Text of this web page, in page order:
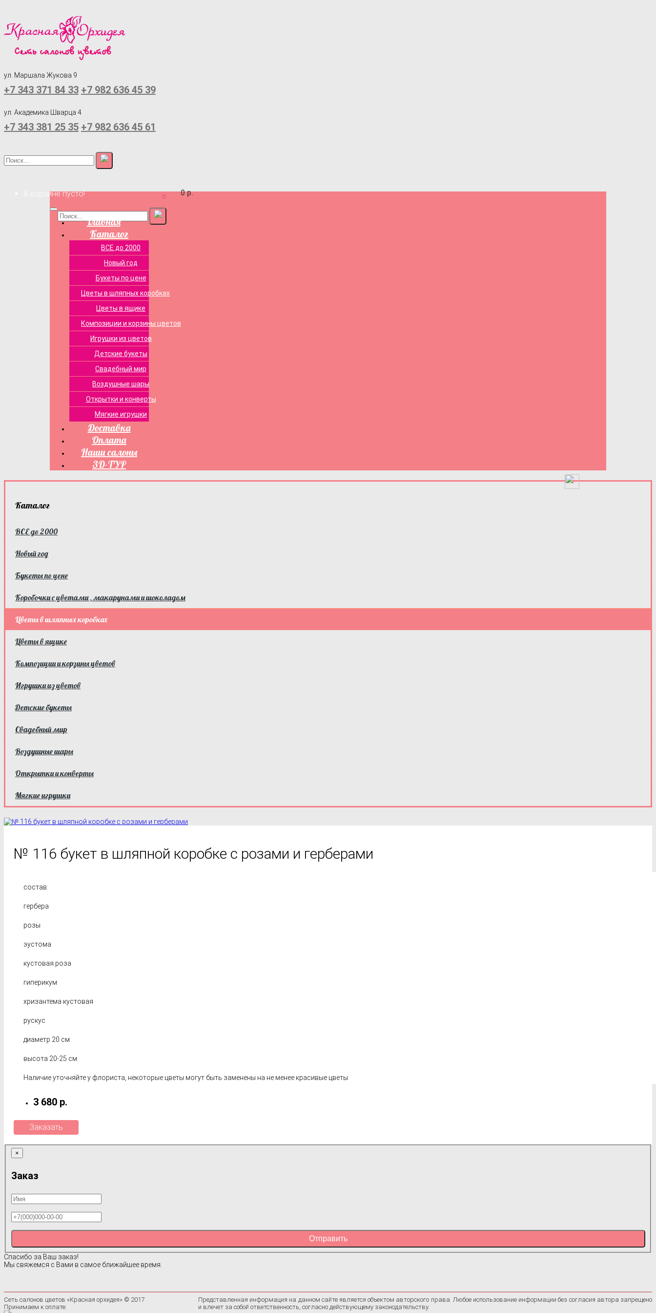
ул. Маршала Жукова 9
+7 343 371 84 33 +7 982 636 45 39
ул. Академика Шварца 4
+7 343 381 25 35 +7 982 636 45 61
0 0 р.
В корзине пусто!
Главная
Каталог
ВСЕ до 2000
Новый год
Букеты по цене
Цветы в шляпных коробках
Цветы в ящике
Композиции и корзины цветов
Игрушки из цветов
Детские букеты
Свадебный мир
Воздушные шары
Открытки и конверты
Мягкие игрушки
Доставка
Оплата
Наши салоны
3D-ТУР
Каталог
ВСЕ до 2000
Новый год
Букеты по цене
Коробочки с цветами , макарунами и шоколадом
Цветы в шляпных коробках
Цветы в ящике
Композиции и корзины цветов
Игрушки из цветов
Детские букеты
Свадебный мир
Воздушные шары
Открытки и конверты
Мягкие игрушки
№ 116 букет в шляпной коробке с розами и герберами
состав:
гербера
розы
эустома
кустовая роза
гиперикум
хризантема кустовая
рускус
диаметр 20 см
высота 20-25 см
Наличие уточняйте у флориста, некоторые цветы могут быть заменены на не менее красивые цветы.
3 680 р.
Заказать
×
Заказ
Отправить
Спасибо за Ваш заказ!
Мы свяжемся с Вами в самое ближайшее время.
Сеть салонов цветов «Красная орхидея» © 2017
Принимаем к оплате:
Представленная информация на данном сайте является объектом авторского права. Любое использование информации без согласия автора запрещено
и влечет за собой ответственность, согласно действующему законодательству.